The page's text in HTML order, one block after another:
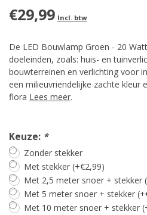
€29,99 Incl. btw
De LED Bouwlamp Groen - 20
doeleinden, zoals: huis- en
bouwterreinen en verlichting voor
een milieuvriendelijke zachte kleur
flora Lees meer.
Keuze: *
Zonder stekker
Met stekker (+€2,99)
Met 2,5 meter snoer + stekker
Met 5 meter snoer + stekker
Met 10 meter snoer + stekker